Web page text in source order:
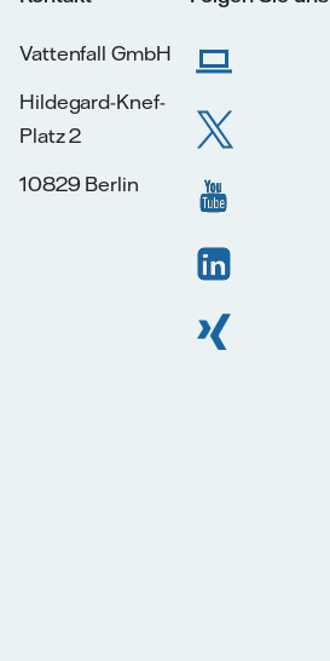
Vattenfall GmbH
Hildegard-Knef-
Platz 2
10829 Berlin